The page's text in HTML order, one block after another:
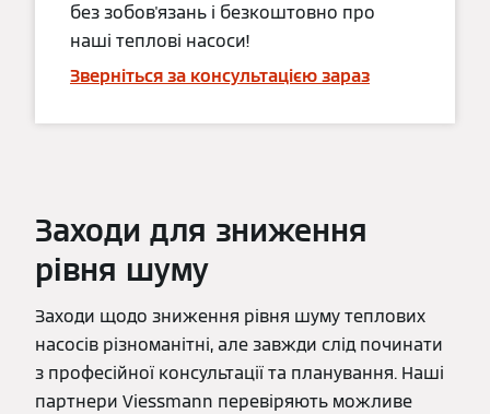
без зобов'язань і безкоштовно про
наші теплові насоси!
Зверніться за консультацією зараз
Заходи для зниження
рівня шуму
Заходи щодо зниження рівня шуму теплових
насосів різноманітні, але завжди слід починати
з професійної консультації та планування. Наші
партнери Viessmann перевіряють можливе